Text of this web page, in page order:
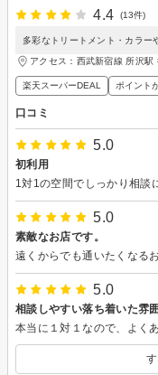
4.4
(13件)
多彩なトリートメント・カラー
アクセス：西武新宿線 所沢駅
楽天スーパーDEAL ポイント
口コミ
5.0
初利用
5.0
素敵なお店です。
5.0
相談しやすい落ち着いた雰